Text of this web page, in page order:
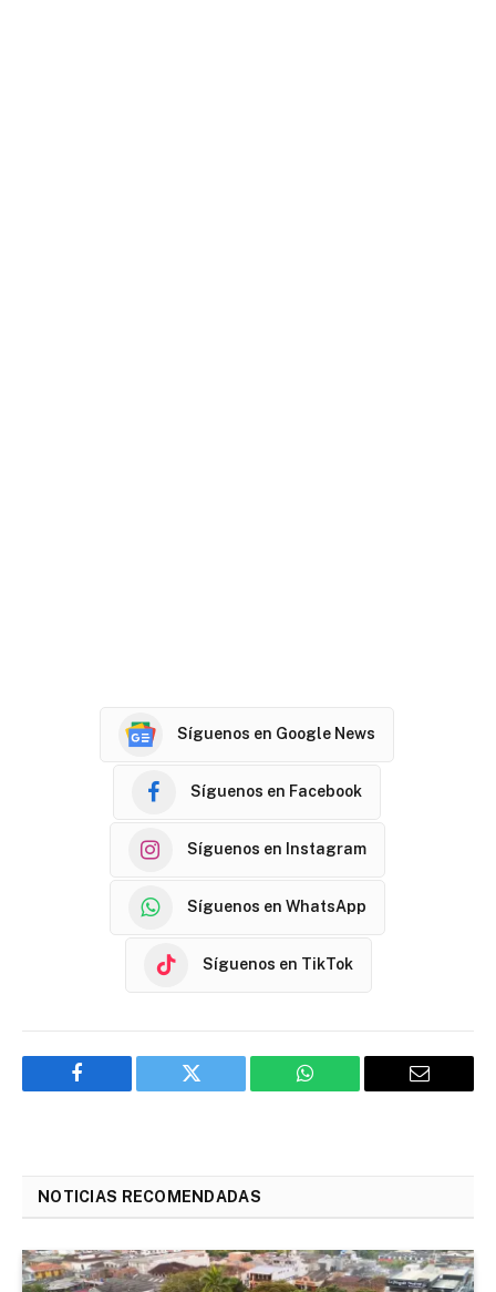
Síguenos en Google News
Síguenos en Facebook
Síguenos en Instagram
Síguenos en WhatsApp
Síguenos en TikTok
Facebook Twitter WhatsApp Email
NOTICIAS RECOMENDADAS